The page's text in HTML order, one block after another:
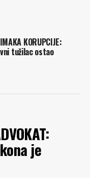
KORUPCIJE:
tužilac ostao
je